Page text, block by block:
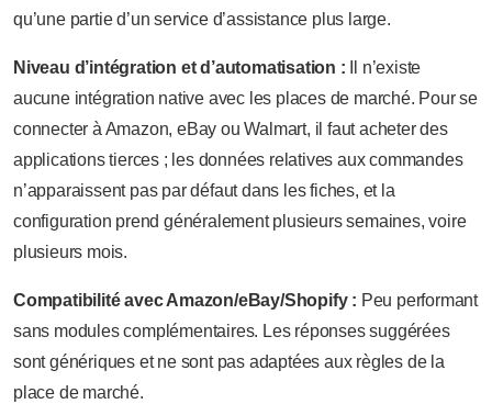
qu’une partie d’un service d’assistance plus large.
Niveau d’intégration et d’automatisation :
Il n’existe
aucune intégration native avec les places de marché. Pour se
connecter à Amazon, eBay ou Walmart, il faut acheter des
applications tierces ; les données relatives aux commandes
n’apparaissent pas par défaut dans les fiches, et la
configuration prend généralement plusieurs semaines, voire
plusieurs mois.
Compatibilité avec Amazon/eBay/Shopify : Peu performant
sans modules complémentaires. Les réponses suggérées
sont génériques et ne sont pas adaptées aux règles de la
place de marché.